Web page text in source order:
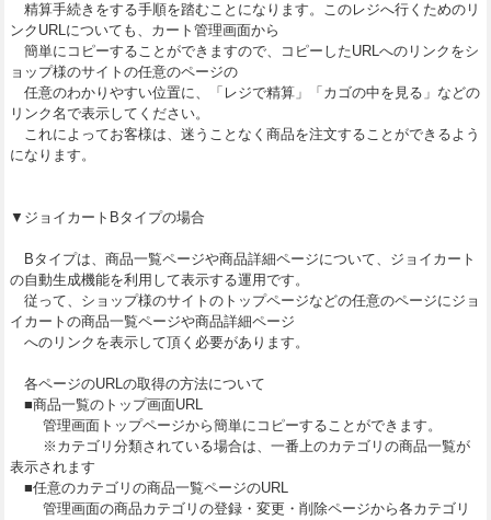
精算手続きをする手順を踏むことになります。このレジへ行くためのリ
ンクURLについても、カート管理画面から
簡単にコピーすることができますので、コピーしたURLへのリンクをシ
ョップ様のサイトの任意のページの
任意のわかりやすい位置に、「レジで精算」「カゴの中を見る」などの
リンク名で表示してください。
これによってお客様は、迷うことなく商品を注文することができるよう
になります。
▼ジョイカートBタイプの場合
Bタイプは、商品一覧ページや商品詳細ページについて、ジョイカート
の自動生成機能を利用して表示する運用です。
従って、ショップ様のサイトのトップページなどの任意のページにジョ
イカートの商品一覧ページや商品詳細ページ
へのリンクを表示して頂く必要があります。
各ページのURLの取得の方法について
■商品一覧のトップ画面URL
管理画面トップページから簡単にコピーすることができます。
※カテゴリ分類されている場合は、一番上のカテゴリの商品一覧が
表示されます
■任意のカテゴリの商品一覧ページのURL
管理画面の商品カテゴリの登録・変更・削除ページから各カテゴリ